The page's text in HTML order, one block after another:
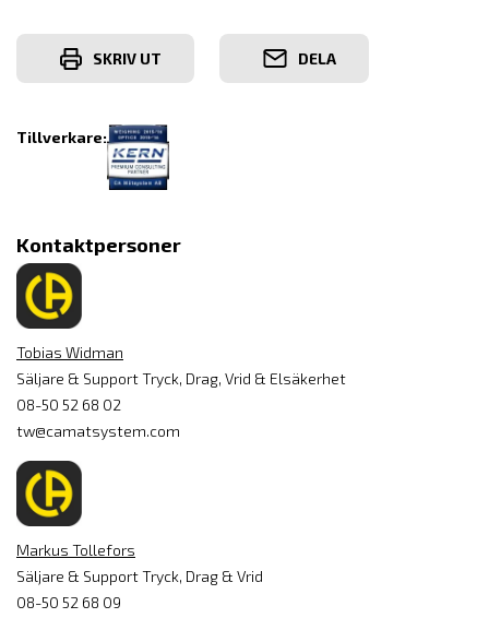
SKRIV UT DELA
Tillverkare:
Kontaktpersoner
Tobias Widman
Säljare & Support Tryck, Drag, Vrid & Elsäkerhet
08-50 52 68 02
tw@camatsystem.com
Markus Tollefors
Säljare & Support Tryck, Drag & Vrid
08-50 52 68 09